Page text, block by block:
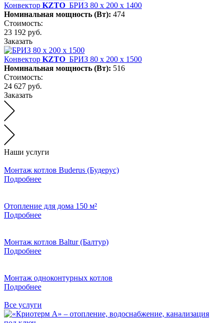
Конвектор KZTO БРИЗ 80 х 200 х 1400
Номинальная мощность (Вт): 474
Стоимость:
23 192 руб.
Заказать
Конвектор KZTO БРИЗ 80 х 200 х 1500
Номинальная мощность (Вт): 516
Стоимость:
24 627 руб.
Заказать
Наши услуги
Монтаж котлов Buderus (Будерус)
Подробнее
Отопление для дома 150 м²
Подробнее
Монтаж котлов Baltur (Балтур)
Подробнее
Монтаж одноконтурных котлов
Подробнее
Все услуги